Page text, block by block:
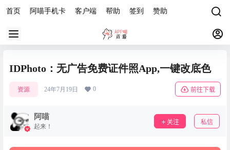
首页 阿喵手机卡 客户端 帮助 签到 赞助
IDPhoto：无广告免费证件照App,一键改底色
资源 24年7月19日 0 前往下载
阿喵
起来！
关注 私信